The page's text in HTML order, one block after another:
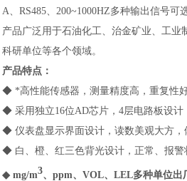
A、RS485、200~1000HZ多种输出信号
产品广泛用于石油化工、治金矿业、工业
科研单位等各个领域。
产品特点：
◆ *高性能传感器，测量精度高，重复性
◆ 采用独立16位AD芯片，4层电路板设计
◆ 仪表盘显示界面设计，读数美观大方，
◆ 白、橙、红三色背光设计，正常、报警
◆ mg/m3、ppm、VOL、LEL多种单位出